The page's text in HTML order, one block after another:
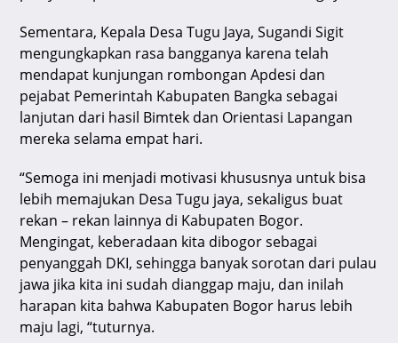
Sementara, Kepala Desa Tugu Jaya, Sugandi Sigit
mengungkapkan rasa bangganya karena telah
mendapat kunjungan rombongan Apdesi dan
pejabat Pemerintah Kabupaten Bangka sebagai
lanjutan dari hasil Bimtek dan Orientasi Lapangan
mereka selama empat hari.
“Semoga ini menjadi motivasi khususnya untuk bisa
lebih memajukan Desa Tugu jaya, sekaligus buat
rekan – rekan lainnya di Kabupaten Bogor.
Mengingat, keberadaan kita dibogor sebagai
penyanggah DKI, sehingga banyak sorotan dari pulau
jawa jika kita ini sudah dianggap maju, dan inilah
harapan kita bahwa Kabupaten Bogor harus lebih
maju lagi, “tuturnya.